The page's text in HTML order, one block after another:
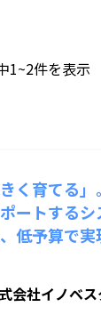
1~2件を表示
く育てる
ートするシ
低予算で実
会社イノベス